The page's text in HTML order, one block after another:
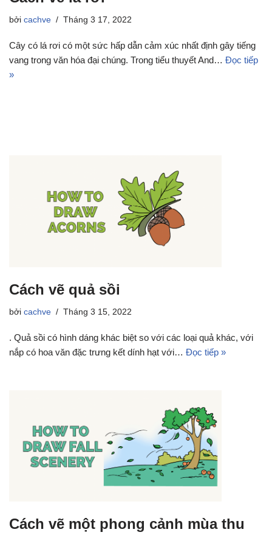
bởi cachve Tháng 3 17, 2022
Cây có lá rơi có một sức hấp dẫn cảm xúc nhất định gây tiếng
vang trong văn hóa đại chúng. Trong tiểu thuyết And… Đọc tiếp
»
Cách vẽ quả sồi
bởi cachve Tháng 3 15, 2022
. Quả sồi có hình dáng khác biệt so với các loại quả khác, với
nắp có hoa văn đặc trưng kết dính hạt với… Đọc tiếp »
Cách vẽ một phong cảnh mùa thu